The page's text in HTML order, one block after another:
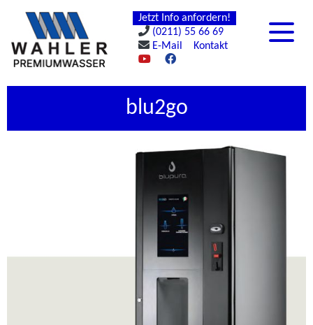
Jetzt Info anfordern!
(0211) 55 66 69
E-Mail
Kontakt
blu2go